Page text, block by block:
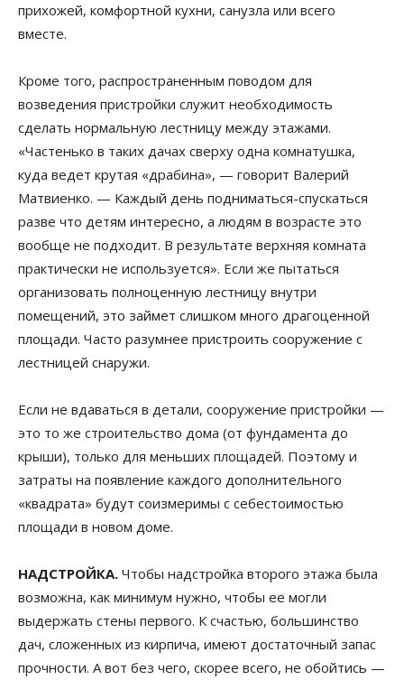
прихожей, комфортной кухни, санузла или всего
вместе.
Кроме того, распространенным поводом для
возведения пристройки служит необходимость
сделать нормальную лестницу между этажами.
«Частенько в таких дачах сверху одна комнатушка,
куда ведет крутая «драбина», — говорит Валерий
Матвиенко. — Каждый день подниматься-спускаться
разве что детям интересно, а людям в возрасте это
вообще не подходит. В результате верхняя комната
практически не используется». Если же пытаться
организовать полноценную лестницу внутри
помещений, это займет слишком много драгоценной
площади. Часто разумнее пристроить сооружение с
лестницей снаружи.
Если не вдаваться в детали, сооружение пристройки —
это то же строительство дома (от фундамента до
крыши), только для меньших площадей. Поэтому и
затраты на появление каждого дополнительного
«квадрата» будут соизмеримы с себестоимостью
площади в новом доме.
НАДСТРОЙКА. Чтобы надстройка второго этажа была
возможна, как минимум нужно, чтобы ее могли
выдержать стены первого. К счастью, большинство
дач, сложенных из кирпича, имеют достаточный запас
прочности. А вот без чего, скорее всего, не обойтись —